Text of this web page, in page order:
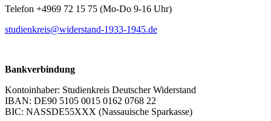
Telefon +4969 72 15 75 (Mo-Do 9-16 Uhr)
studienkreis@widerstand-1933-1945.de
Bankverbindung
Kontoinhaber: Studienkreis Deutscher Widerstand
IBAN: DE90 5105 0015 0162 0768 22
BIC: NASSDE55XXX (Nassauische Sparkasse)